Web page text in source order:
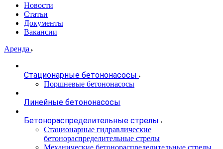
Новости
Статьи
Документы
Вакансии
Аренда
Стационарные бетононасосы
Поршневые бетононасосы
Линейные бетононасосы
Бетонораспределительные стрелы
Стационарные гидравлические
бетонораспределительные стрелы
Механические бетонораспределительные стрелы